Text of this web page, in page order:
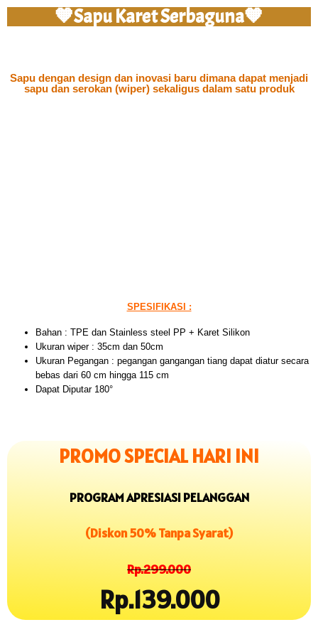
🧡Sapu Karet Serbaguna🧡
Sapu dengan design dan inovasi baru dimana dapat menjadi
sapu dan serokan (wiper) sekaligus dalam satu produk
SPESIFIKASI :
Bahan : TPE dan Stainless steel PP + Karet Silikon
Ukuran wiper : 35cm dan 50cm
Ukuran Pegangan : pegangan gangangan tiang dapat diatur secara
bebas dari 60 cm hingga 115 cm
Dapat Diputar 180°
PROMO SPECIAL HARI INI
PROGRAM APRESIASI PELANGGAN
(Diskon 50% Tanpa Syarat)
Rp.299.000
Rp.139.000